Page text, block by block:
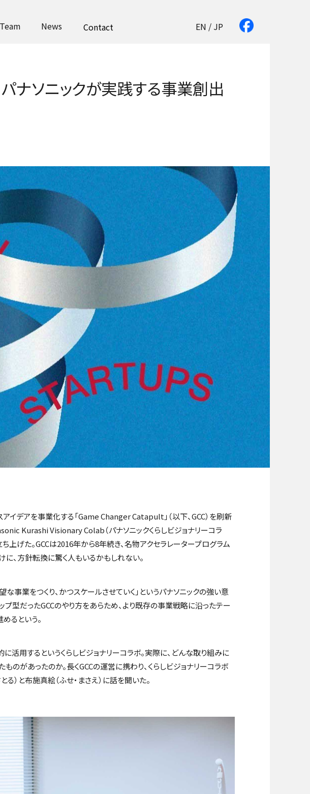
EN / JP
Team News Contact
社内ビジコンからスタートアップとの共創へ。パナソニックが実践す
る事業創出の新しいかたち
ナソニックが実践する事業創出
イデアを事業化する「Game Changer Catapult」（以下、GCC）を刷新
Kurashi Visionary Colab（パナソニックくらしビジョナリーコラ
ち上げた。GCCは2016年から8年続き、名物アクセラレータープログラム
、方針転換に驚く人もいるかもしれない。
事業をつくり、かつスケールさせていく」というパナソニックの強い意
プ型だったGCCのやり方をあらため、より既存の事業戦略に沿ったテー
るという。
活用するというくらしビジョナリーコラボ。実際に、どんな取り組みに
ものがあったのか。長くGCCの運営に携わり、くらしビジョナリーコラボ
）と布施真絵（ふせ・まさえ）に話を聞いた。